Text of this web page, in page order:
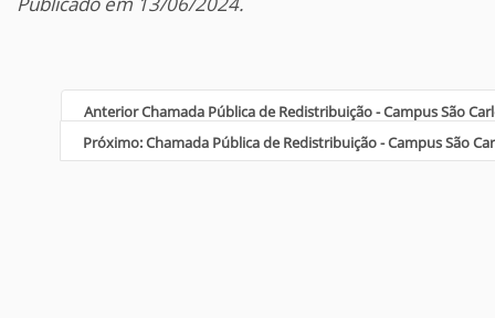
Anterior Chamada Pública de Redistribuição - Campus São
Próximo: Chamada Pública de Redistribuição - Campus São